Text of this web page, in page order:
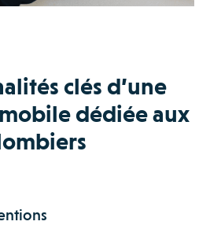
clés d’une
dédiée aux